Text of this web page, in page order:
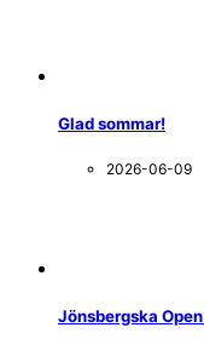
Glad sommar!
2026-06-09
Jönsbergska